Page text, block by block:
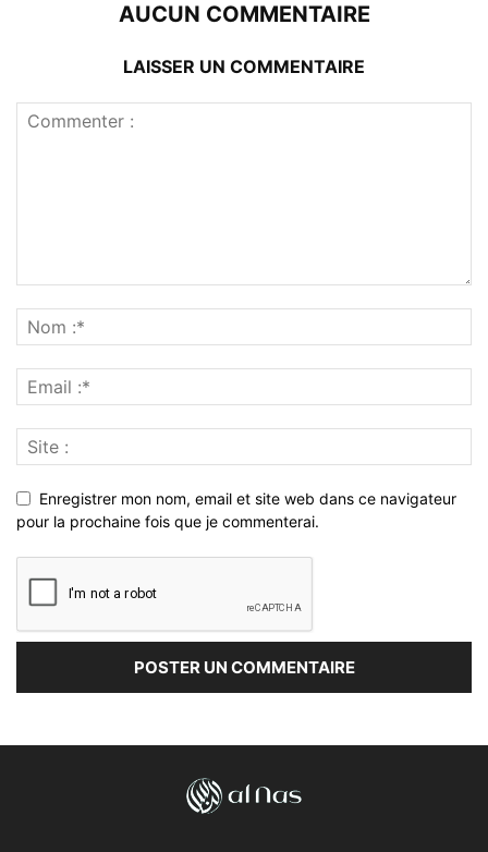
AUCUN COMMENTAIRE
LAISSER UN COMMENTAIRE
Enregistrer mon nom, email et site web dans ce navigateur
pour la prochaine fois que je commenterai.